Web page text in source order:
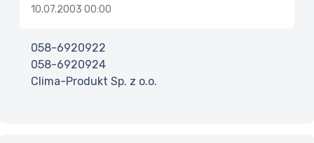
10.07.2003 00:00
058-6920922
058-6920924
Clima-Produkt Sp. z o.o.